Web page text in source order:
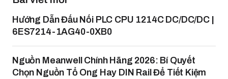
Hướng Dẫn Đấu Nối PLC CPU 1214C DC/DC/DC |
6ES7214-1AG40-0XB0
Nguồn Meanwell Chính Hãng 2026: Bí Quyết
Chọn Nguồn Tổ Ong Hay DIN Rail Để Tiết Kiệm